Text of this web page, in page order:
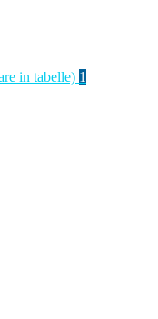
in tabelle) 1